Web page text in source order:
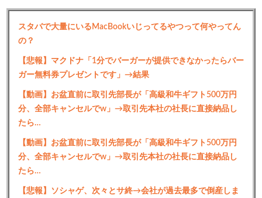
スタバで大量にいるMacBookいじってるやつって何やってん
の？
【悲報】マクドナ「1分でバーガーが提供できなかったらバー
ガー無料券プレゼントです」→結果
【動画】お盆直前に取引先部長が「高級和牛ギフト500万円
分、全部キャンセルでw」→取引先本社の社長に直接納品し
たら…
【動画】お盆直前に取引先部長が「高級和牛ギフト500万円
分、全部キャンセルでw」→取引先本社の社長に直接納品し
たら…
【悲報】ソシャゲ、次々とサ終→会社が過去最多で倒産しま